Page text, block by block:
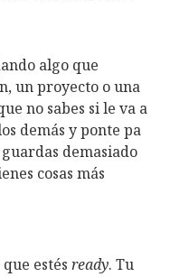
algo que
un proyecto o una
no sabes si le va a
demás y ponte pa
demasiado
cosas más
estés ready. Tu